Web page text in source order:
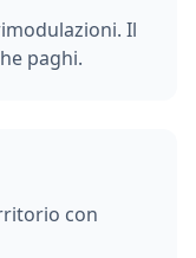
Il
paghi.
con